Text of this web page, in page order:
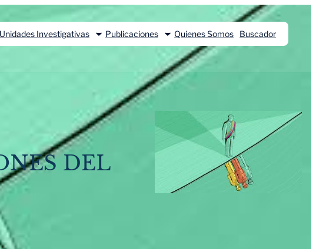
Unidades Investigativas Publicaciones Quienes Somos Buscador
DEL